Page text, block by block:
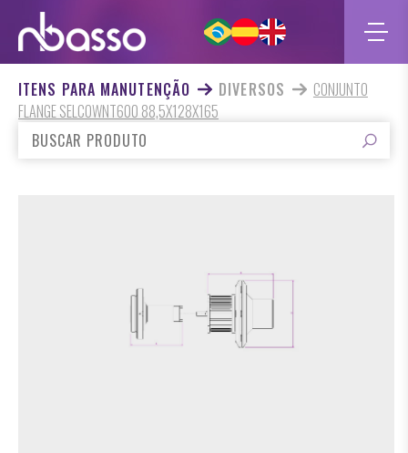
ITENS PARA MANUTENÇÃO DIVERSOS
CONJUNTO
FLANGE SELCOWNT600 88,5X128X165